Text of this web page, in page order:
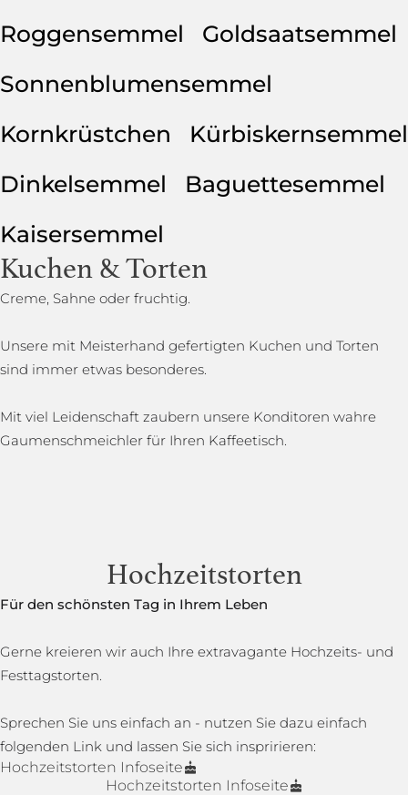
Roggensemmel
Goldsaatsemmel
Sonnenblumensemmel
Kornkrüstchen
Kürbiskernsemmel
Dinkelsemmel
Baguettesemmel
Kaisersemmel
Kuchen & Torten
Creme, Sahne oder fruchtig.
Unsere mit Meisterhand gefertigten Kuchen und Torten
sind immer etwas besonderes.
Mit viel Leidenschaft zaubern unsere Konditoren wahre
Gaumenschmeichler für Ihren Kaffeetisch.
Hochzeitstorten
Für den schönsten Tag in Ihrem Leben
Gerne kreieren wir auch Ihre extravagante Hochzeits- und
Festtagstorten.
Sprechen Sie uns einfach an - nutzen Sie dazu einfach
folgenden Link und lassen Sie sich inspririeren:
Hochzeitstorten Infoseite
Hochzeitstorten Infoseite